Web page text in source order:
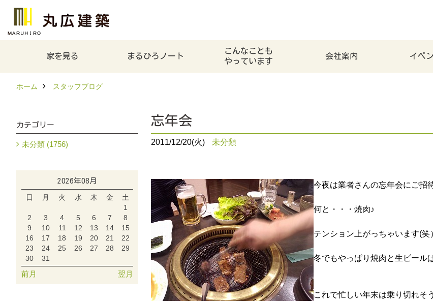
家を見る まるひろノート
こんなことも
やっています
会社案内 イベ
ホーム スタッフブログ
忘年会
2011/12/20(火) 未分類
今夜は業者さんの忘年会にご招
何と・・・焼肉♪
テンション上がっちゃいます(笑
冬でもやっぱり焼肉と生ビール
これで忙しい年末は乗り切れそ
カテゴリー
未分類 (1756)
2026年08月
日 月 火 水 木 金
土
1
2
3 4 5 6 7
8
9
10 11 12 13 14
15
16
17 18 19 20 21
22
23
24 25 26 27 28
29
30
31
前月 翌月